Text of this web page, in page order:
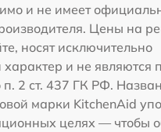
и не имеет
Цены на
носят исключительно
и не являются
п. 2 ст. 437 ГК РФ.
марки KitchenAid
целях — чтобы